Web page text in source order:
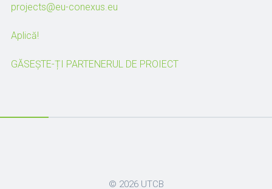
projects@eu-conexus.eu
Aplică!
GĂSEȘTE-ȚI PARTENERUL DE PROIECT
© 2026 UTCB